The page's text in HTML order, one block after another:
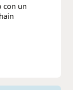
con un